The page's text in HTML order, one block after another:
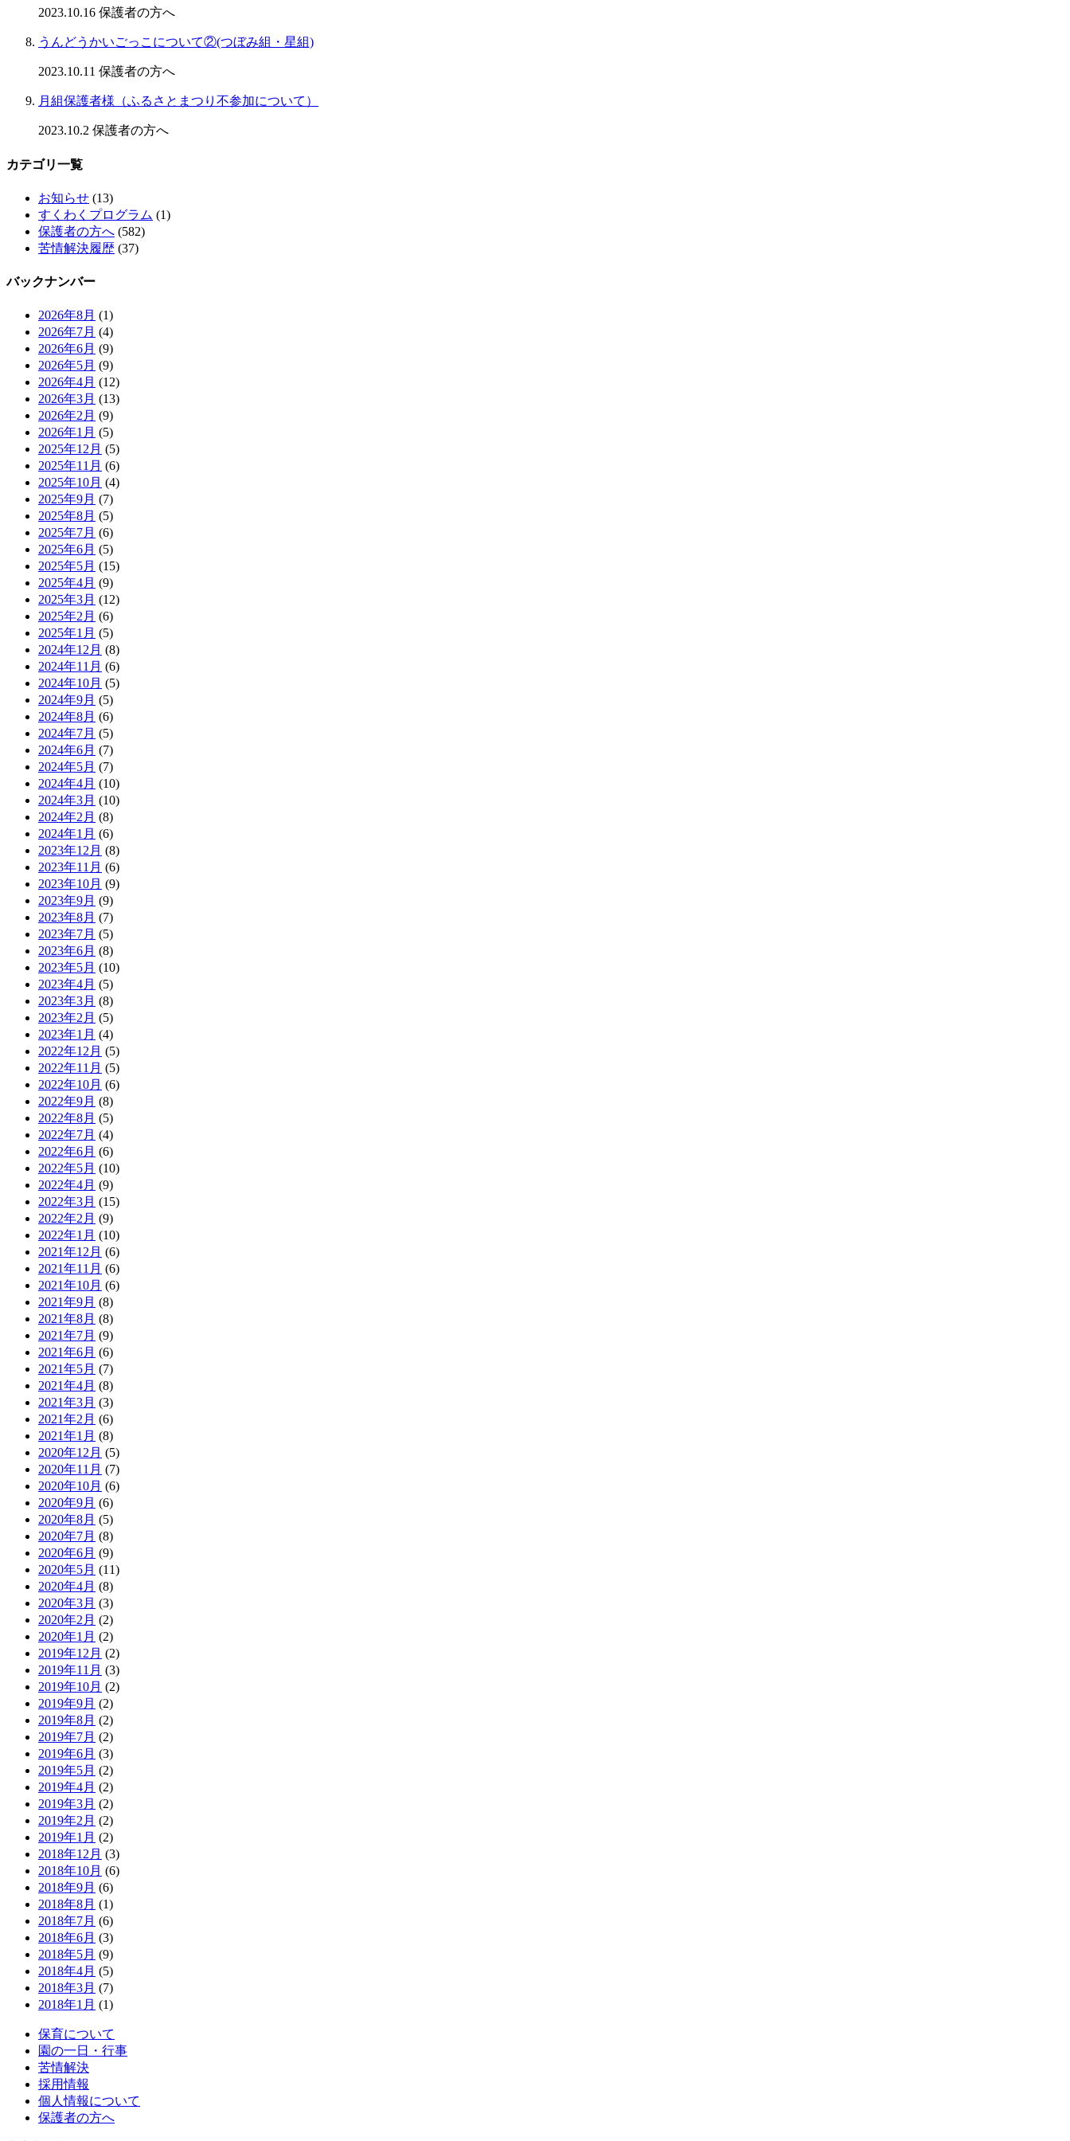
2023.10.16 保護者の方へ
うんどうかいごっこについて②(つぼみ組・星組)
2023.10.11 保護者の方へ
月組保護者様（ふるさとまつり不参加について）
2023.10.2 保護者の方へ
カテゴリ一覧
お知らせ (13)
すくわくプログラム (1)
保護者の方へ (582)
苦情解決履歴 (37)
バックナンバー
2026年8月 (1)
2026年7月 (4)
2026年6月 (9)
2026年5月 (9)
2026年4月 (12)
2026年3月 (13)
2026年2月 (9)
2026年1月 (5)
2025年12月 (5)
2025年11月 (6)
2025年10月 (4)
2025年9月 (7)
2025年8月 (5)
2025年7月 (6)
2025年6月 (5)
2025年5月 (15)
2025年4月 (9)
2025年3月 (12)
2025年2月 (6)
2025年1月 (5)
2024年12月 (8)
2024年11月 (6)
2024年10月 (5)
2024年9月 (5)
2024年8月 (6)
2024年7月 (5)
2024年6月 (7)
2024年5月 (7)
2024年4月 (10)
2024年3月 (10)
2024年2月 (8)
2024年1月 (6)
2023年12月 (8)
2023年11月 (6)
2023年10月 (9)
2023年9月 (9)
2023年8月 (7)
2023年7月 (5)
2023年6月 (8)
2023年5月 (10)
2023年4月 (5)
2023年3月 (8)
2023年2月 (5)
2023年1月 (4)
2022年12月 (5)
2022年11月 (5)
2022年10月 (6)
2022年9月 (8)
2022年8月 (5)
2022年7月 (4)
2022年6月 (6)
2022年5月 (10)
2022年4月 (9)
2022年3月 (15)
2022年2月 (9)
2022年1月 (10)
2021年12月 (6)
2021年11月 (6)
2021年10月 (6)
2021年9月 (8)
2021年8月 (8)
2021年7月 (9)
2021年6月 (6)
2021年5月 (7)
2021年4月 (8)
2021年3月 (3)
2021年2月 (6)
2021年1月 (8)
2020年12月 (5)
2020年11月 (7)
2020年10月 (6)
2020年9月 (6)
2020年8月 (5)
2020年7月 (8)
2020年6月 (9)
2020年5月 (11)
2020年4月 (8)
2020年3月 (3)
2020年2月 (2)
2020年1月 (2)
2019年12月 (2)
2019年11月 (3)
2019年10月 (2)
2019年9月 (2)
2019年8月 (2)
2019年7月 (2)
2019年6月 (3)
2019年5月 (2)
2019年4月 (2)
2019年3月 (2)
2019年2月 (2)
2019年1月 (2)
2018年12月 (3)
2018年10月 (6)
2018年9月 (6)
2018年8月 (1)
2018年7月 (6)
2018年6月 (3)
2018年5月 (9)
2018年4月 (5)
2018年3月 (7)
2018年1月 (1)
保育について
園の一日・行事
苦情解決
採用情報
個人情報について
保護者の方へ